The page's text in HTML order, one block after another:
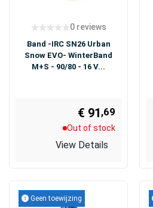
0 reviews
Band -IRC SN26 Urban
Snow EVO- WinterBand
M+S - 90/80 - 16 V...
€ 91,69
Out of stock
View Details
Geen toewijzing